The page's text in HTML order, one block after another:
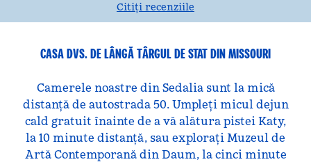
Citiți recenziile
CASA DVS. DE LÂNGĂ TÂRGUL DE STAT DIN MISSOURI
Camerele noastre din Sedalia sunt la mică
distanță de autostrada 50. Umpleți micul dejun
cald gratuit înainte de a vă alătura pistei Katy,
la 10 minute distanță, sau explorați Muzeul de
Artă Contemporană din Daum, la cinci minute